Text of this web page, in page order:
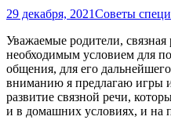
29 декабря, 2021Советы
Уважаемые родители, связная
необходимым условием для
общения, для его
вниманию я предлагаю игры
развитие связной речи,
и в домашних условиях, и на